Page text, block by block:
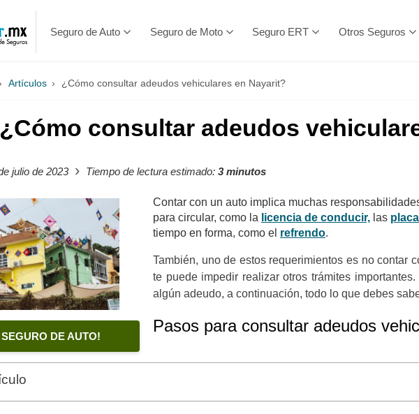
Seguro de Auto Seguro de Moto Seguro ERT Otros Seguros
Artículos › ¿Cómo consultar adeudos vehiculares en Nayarit?
¿Cómo consultar adeudos
julio de 2023 › Tiempo de lectura estimado: 3 minutos
SEGURO DE AUTO!
Contar con un auto implica muchas
para circular, como la licencia de conducir,las
tiempo en forma, como el refrendo.
También, uno de estos requerimientos es no contar
te puede impedir realizar otros trámites
algún adeudo, a continuación, todo lo que debes
Pasos para consultar adeudos